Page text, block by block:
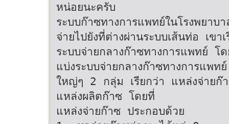
หน่อยนะครับ
ระบบก๊าซทางการแพทย์ในโรงพยาบ
จ่ายไปยังที่ต่างผ่านระบบเส้นท่อ เขาเ
ระบบจ่ายกลางก๊าซทางการแพทย์ โด
แบ่งระบบจ่ายกลางก๊าซทางการแพ
ใหญ่ๆ 2 กลุ่ม เรียกว่า แหล่งจ่ายก๊
แหล่งผลิตก๊าซ โดยที่
แหล่งจ่ายก๊าซ ประกอบด้วย